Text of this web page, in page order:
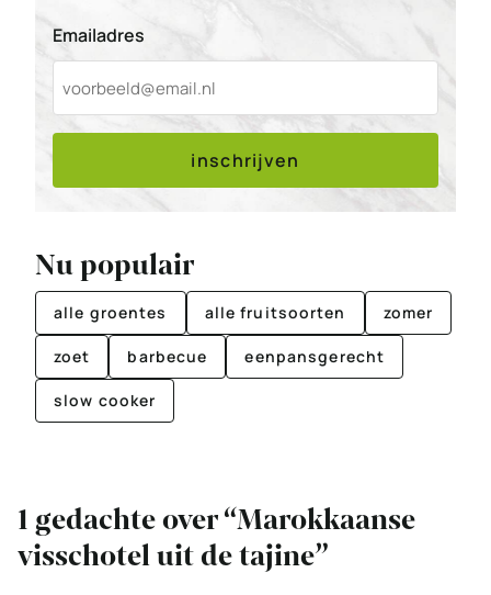
Emailadres
inschrijven
Nu populair
alle groentes alle fruitsoorten zomer
zoet barbecue eenpansgerecht
slow cooker
1 gedachte over “Marokkaanse
visschotel uit de tajine”